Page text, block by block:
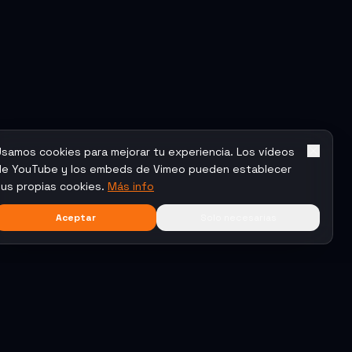
cookies para mejorar tu experiencia. Los vídeos
YouTube y los embeds de Vimeo pueden establecer
propias cookies. Más info
Aceptar